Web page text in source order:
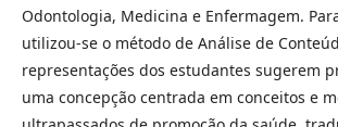
Odontologia, Medicina e Enfermagem.
utilizou-se o método de Análise de
representações dos estudantes sugerem
uma concepção centrada em conceitos e